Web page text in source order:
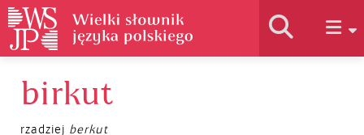
birkut
rzadziej berkut